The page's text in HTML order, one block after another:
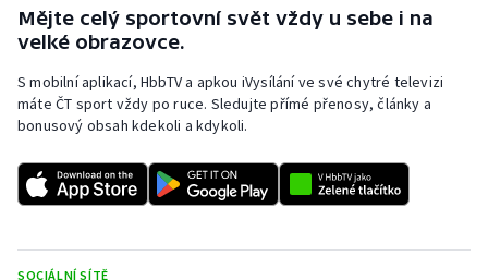
Short track
Sportovní střelba
Stolní tenis
Triatlon
Veslování
Mějte celý sportovní svět vždy u sebe i na
velké obrazovce.
S mobilní aplikací, HbbTV a apkou iVysílání ve své chytré televizi
máte ČT sport vždy po ruce. Sledujte přímé přenosy, články a
bonusový obsah kdekoli a kdykoli.
SOCIÁLNÍ SÍTĚ